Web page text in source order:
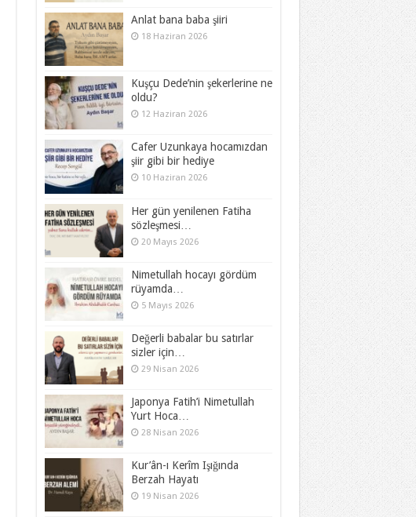
Anlat bana baba şiiri
18 Haziran 2026
Kuşçu Dede’nin şekerlerine ne
oldu?
12 Haziran 2026
Cafer Uzunkaya hocamızdan
şiir gibi bir hediye
10 Haziran 2026
Her gün yenilenen Fatiha
sözleşmesi…
20 Mayıs 2026
Nimetullah hocayı gördüm
rüyamda…
5 Mayıs 2026
Değerli babalar bu satırlar
sizler için…
29 Nisan 2026
Japonya Fatih’i Nimetullah
Yurt Hoca…
28 Nisan 2026
Kur’ân-ı Kerîm Işığında
Berzah Hayatı
19 Nisan 2026